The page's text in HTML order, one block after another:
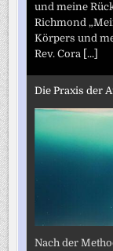
und meine
Richmond
Körpers und
Rev. Cora [...]
Die Praxis der
Nach der